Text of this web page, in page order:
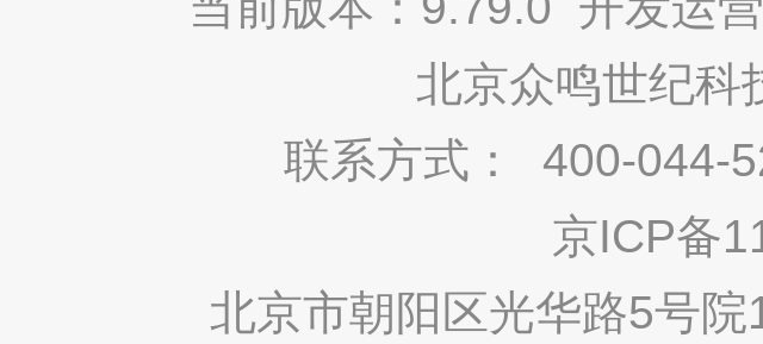
北京众鸣世纪
联系方式： 400-044-
京ICP备
北京市朝阳区光华路5号